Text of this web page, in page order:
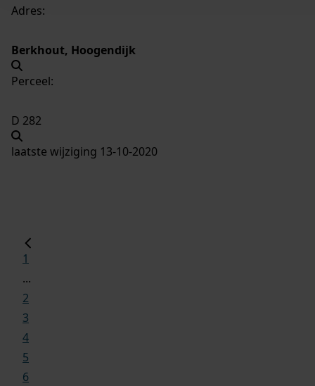
Adres:
Berkhout, Hoogendijk
Perceel:
D 282
laatste wijziging 13-10-2020
1
...
2
3
4
5
6